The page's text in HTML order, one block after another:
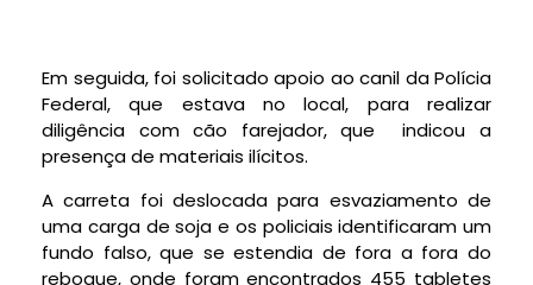
Em seguida, foi solicitado apoio ao canil da Polícia
Federal, que estava no local, para realizar
diligência com cão farejador, que indicou a
presença de materiais ilícitos.
A carreta foi deslocada para esvaziamento de
uma carga de soja e os policiais identificaram um
fundo falso, que se estendia de fora a fora do
reboque, onde foram encontrados 455 tabletes